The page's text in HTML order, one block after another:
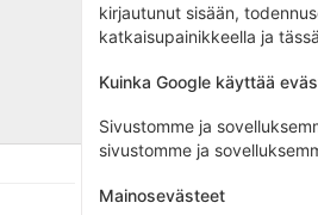
kirjautunut sisään,
katkaisupainikkeella ja
Kuinka Google käyttää
Sivustomme ja
sivustomme ja
Mainosevästeet